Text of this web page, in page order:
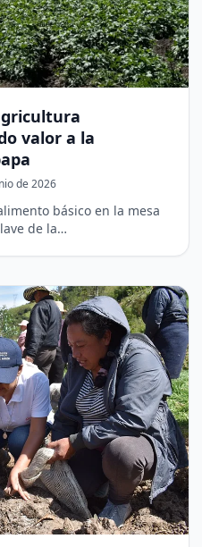
valor a la
de 2026
básico en la mesa
de la…